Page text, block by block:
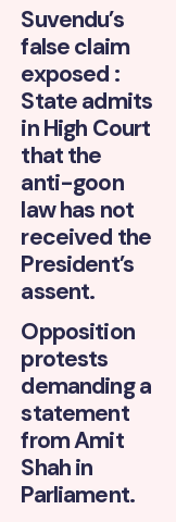
Suvendu’s
false claim
exposed :
State admits
in High Court
that the
anti-goon
law has not
received the
President’s
assent.
Opposition
protests
demanding a
statement
from Amit
Shah in
Parliament.